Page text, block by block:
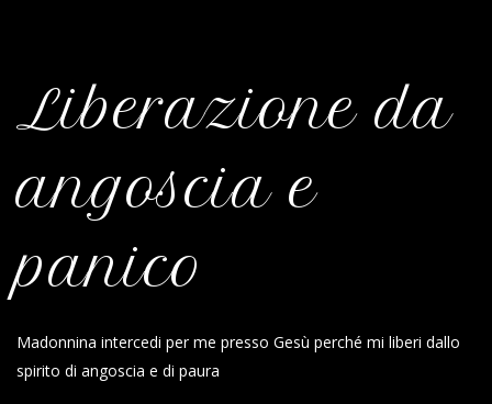
Liberazione da
angoscia e
panico
Madonnina intercedi per me presso Gesù perché mi liberi dallo
spirito di angoscia e di paura